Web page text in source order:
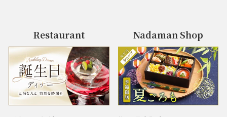
Restaurant Nadaman Shop